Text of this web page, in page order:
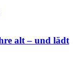
alt – und lädt